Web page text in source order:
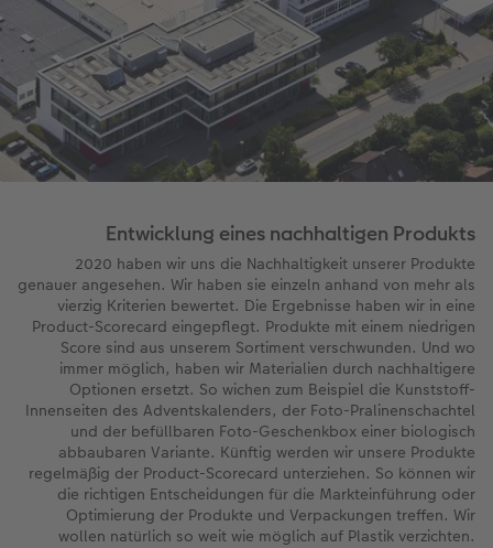
Entwicklung eines nachhaltigen Produkts
2020 haben wir uns die Nachhaltigkeit unserer Produkte
genauer angesehen. Wir haben sie einzeln anhand von mehr als
vierzig Kriterien bewertet. Die Ergebnisse haben wir in eine
Product-Scorecard eingepflegt. Produkte mit einem niedrigen
Score sind aus unserem Sortiment verschwunden. Und wo
immer möglich, haben wir Materialien durch nachhaltigere
Optionen ersetzt. So wichen zum Beispiel die Kunststoff-
Innenseiten des Adventskalenders, der Foto-Pralinenschachtel
und der befüllbaren Foto-Geschenkbox einer biologisch
abbaubaren Variante. Künftig werden wir unsere Produkte
regelmäßig der Product-Scorecard unterziehen. So können wir
die richtigen Entscheidungen für die Markteinführung oder
Optimierung der Produkte und Verpackungen treffen. Wir
wollen natürlich so weit wie möglich auf Plastik verzichten.